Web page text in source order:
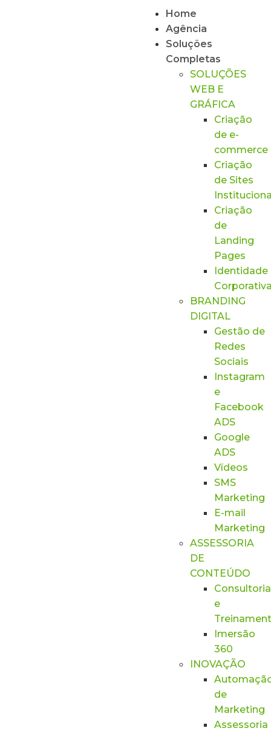
Home
Agência
Soluções
Completas
SOLUÇÕES
WEB E
GRÁFICA
Criação
de e-
commerce
Criação
de Sites
Criação
de
Landing
Pages
Identidade
BRANDING
DIGITAL
Gestão de
Redes
Sociais
Instagram
e
Facebook
ADS
Google
ADS
Vídeos
SMS
Marketing
E-mail
Marketing
ASSESSORIA
DE
CONTEÚDO
Consultoria
e
Imersão
360
INOVAÇÃO
de
Marketing
Assessoria